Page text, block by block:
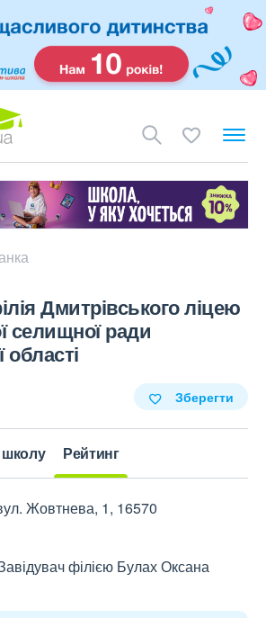
Дмитрівського ліцею
селищної ради
області
Зберегти
Рейтинг
Жовтнева, 1, 16570
філією Булах Оксана